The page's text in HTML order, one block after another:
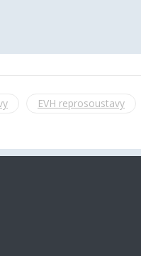
EVH reprosoustavy